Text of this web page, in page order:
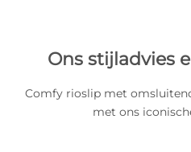
Ons stijladvies
Comfy rioslip met
met ons